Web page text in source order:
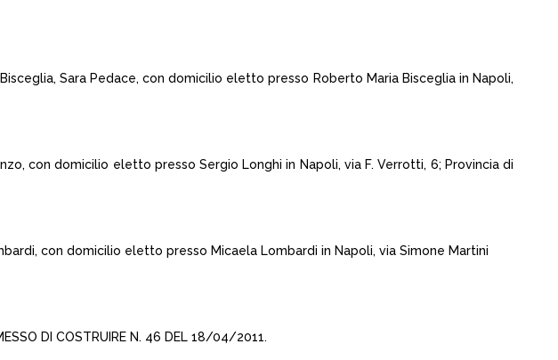
Sara Pedace, con domicilio eletto presso Roberto Maria Bisceglia in Napoli,
con domicilio eletto presso Sergio Longhi in Napoli, via F. Verrotti, 6; Provincia di
con domicilio eletto presso Micaela Lombardi in Napoli, via Simone Martini
DI COSTRUIRE N. 46 DEL 18/04/2011.